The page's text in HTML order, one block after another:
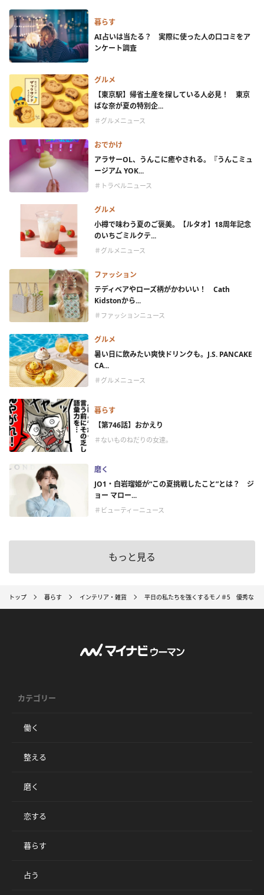
暮らす
AI占いは当たる？ 実際に使った人の口コミをア
ンケート調査
グルメ
【東京駅】帰省土産を探している人必見！ 東京
ばな奈が夏の特別企...
＃グルメニュース
おでかけ
アラサーOL、うんこに癒やされる。『うんこミュ
ージアム YOK...
＃トラベルニュース
グルメ
小樽で味わう夏のご褒美。【ルタオ】18周年記念
のいちごミルクテ...
＃グルメニュース
ファッション
テディベアやローズ柄がかわいい！ Cath
Kidstonから...
＃ファッションニュース
グルメ
暑い日に飲みたい爽快ドリンクも。J.S. PANCAKE
CA...
＃グルメニュース
暮らす
【第746話】おかえり
＃ないものねだりの女達。
磨く
JO1・白岩瑠姫が“この夏挑戦したこと”とは？ ジ
ョー マロー...
＃ビューティーニュース
もっと見る
トップ 暮らす インテリア・雑貨 平日の私たちを強くするモノ＃5 優秀なリ
カテゴリー
働く
整える
磨く
恋する
暮らす
占う